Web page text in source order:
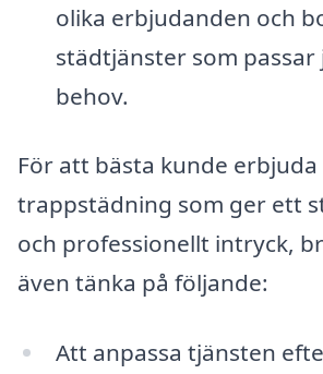
olika erbjudanden och
städtjänster som passar
behov.
För att bästa kunde erbjuda
trappstädning som ger ett
och professionellt intryck,
även tänka på följande:
Att anpassa tjänsten